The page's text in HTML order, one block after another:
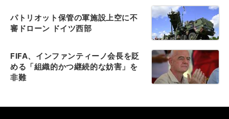
パトリオット保管の軍施設上空に不
審ドローン ドイツ西部
FIFA、インファンティーノ会長を貶
める「組織的かつ継続的な妨害」を
非難